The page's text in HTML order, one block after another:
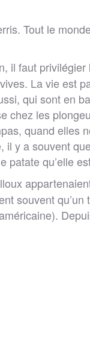
Tout le
il faut privilégier
La vie est
qui sont en
chez les
quand elles
il y a souvent
patate qu’elle
souvent qu’un